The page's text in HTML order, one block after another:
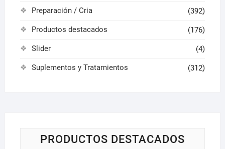
Preparación / Cria (392)
Productos destacados (176)
Slider (4)
Suplementos y Tratamientos (312)
PRODUCTOS DESTACADOS